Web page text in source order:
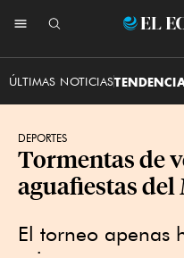
ÚLTIMAS NOTICIAS
DEPORTES
Tormentas de
aguafiestas
El torneo apenas